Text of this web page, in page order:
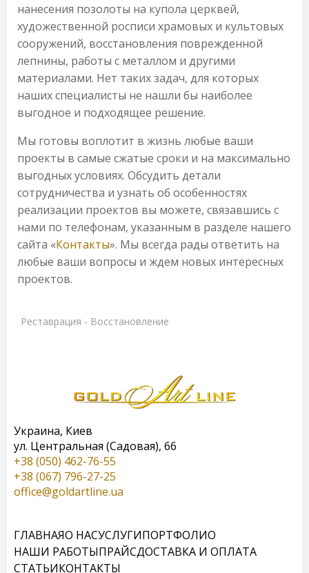
нанесения позолоты на купола церквей,
художественной росписи храмовых и культовых
сооружений, восстановления поврежденной
лепнины, работы с металлом и другими
материалами. Нет таких задач, для которых
наших специалисты не нашли бы наиболее
выгодное и подходящее решение.
Мы готовы воплотит в жизнь любые ваши
проекты в самые сжатые сроки и на максимально
выгодных условиях. Обсудить детали
сотрудничества и узнать об особенностях
реализации проектов вы можете, связавшись с
нами по телефонам, указанным в разделе нашего
сайта «Контакты». Мы всегда рады ответить на
любые ваши вопросы и ждем новых интересных
проектов.
Реставрация - Восстановление
Украина, Киев
ул. Центральная (Садовая), 66
+38 (050) 462-76-55
+38 (067) 796-27-25
office@goldartline.ua
ГЛАВНАЯО НАСУСЛУГИПОРТФОЛИО
НАШИ РАБОТЫПРАЙСДОСТАВКА И ОПЛАТА
СТАТЬИКОНТАКТЫ